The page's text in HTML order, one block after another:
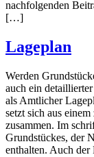
nachfolgenden
[…]
Lageplan
Werden
auch ein
als Amtlicher
setzt sich aus
zusammen. Im
Grundstückes, der
enthalten. Auch